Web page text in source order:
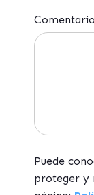
Comentario
Puede
proteger y